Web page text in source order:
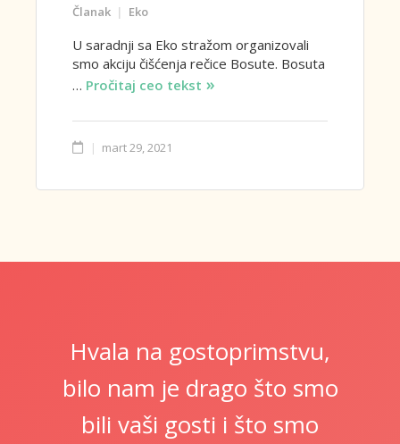
Članak Eko
U saradnji sa Eko stražom organizovali
smo akciju čišćenja rečice Bosute. Bosuta
… Pročitaj ceo tekst
mart 29, 2021
Hvala na gostoprimstvu,
bilo nam je drago što smo
bili vaši gosti i što smo